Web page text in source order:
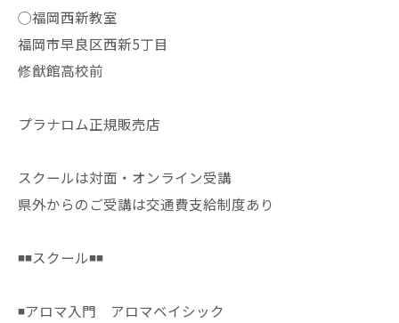
◯福岡西新教室
福岡市早良区西新5丁目
修猷館高校前
プラナロム正規販売店
スクールは対面・オンライン受講
県外からのご受講は交通費支給制度あり
◾️◾️スクール◾️◾️
◾️アロマ入門 アロマベイシック